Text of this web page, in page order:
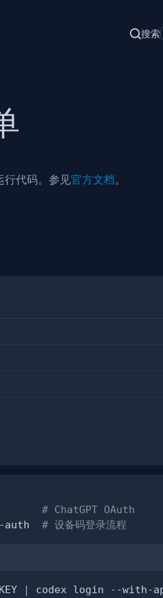
搜索
行代码。参见官方文档。
# ChatGPT OAuth
auth # 设备码登录流程
|